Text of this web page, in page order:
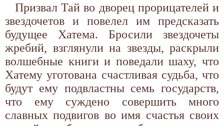
Призвал Тай во дворец прорицателей и
звездочетов и повелел им предсказать
будущее Хатема. Бросили звездочеты
жребий, взглянули на звезды, раскрыли
волшебные книги и поведали шаху, что
Хатему уготована счастливая судьба, что
будут ему подвластны семь государств,
что ему суждено совершить много
славных подвигов во имя счастья своих